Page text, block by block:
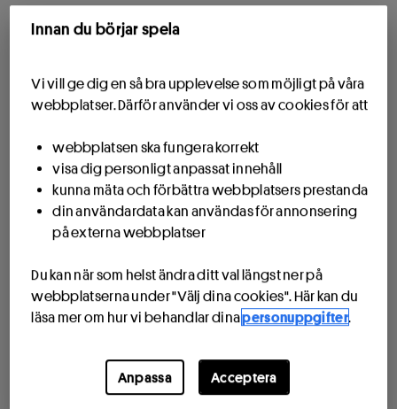
Innan du börjar spela
Vi vill ge dig en så bra upplevelse som möjligt på våra
webbplatser. Därför använder vi oss av cookies för att
webbplatsen ska fungera korrekt
visa dig personligt anpassat innehåll
kunna mäta och förbättra webbplatsers prestanda
din användardata kan användas för annonsering
på externa webbplatser
Du kan när som helst ändra ditt val längst ner på
webbplatserna under "Välj dina cookies". Här kan du
läsa mer om hur vi behandlar dinapersonuppgifter.
Anpassa Acceptera